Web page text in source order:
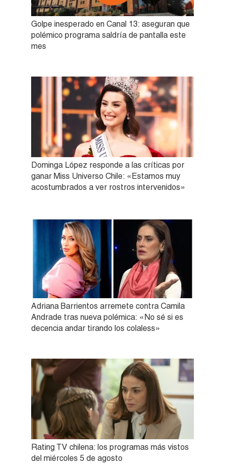
Golpe inesperado en Canal 13: aseguran que
polémico programa saldría de pantalla este
mes
Dominga López responde a las críticas por
ganar Miss Universo Chile: «Estamos muy
acostumbrados a ver rostros intervenidos»
Adriana Barrientos arremete contra Camila
Andrade tras nueva polémica: «No sé si es
decencia andar tirando los colaless»
Rating TV chilena: los programas más vistos
del miércoles 5 de agosto